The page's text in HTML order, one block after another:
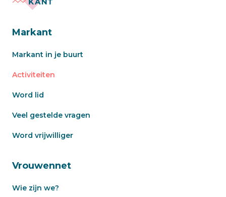
Markant
Markant in je buurt
Activiteiten
Word lid
Veel gestelde vragen
Word vrijwilliger
Vrouwennet
Wie zijn we?